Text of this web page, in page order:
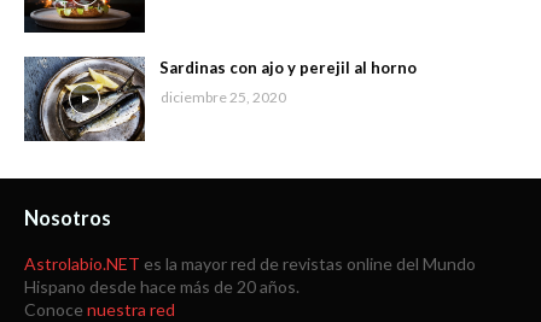
Sardinas con ajo y perejil al horno
diciembre 25, 2020
Nosotros
Astrolabio.NET es la mayor red de revistas online del Mundo
Hispano desde hace más de 20 años.
Conoce nuestra red